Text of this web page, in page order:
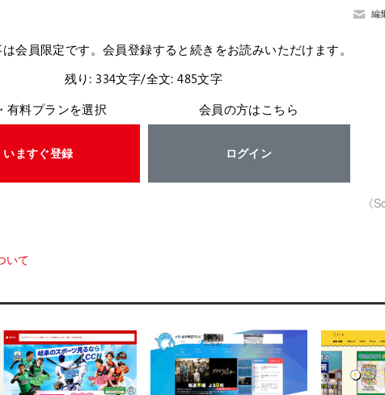
編
会員限定です。会員登録すると続きをお読みいただけます。
残り: 334文字/全文: 485文字
有料プランを選択
いますぐ登録
会員の方はこちら
ログイン
《
いて